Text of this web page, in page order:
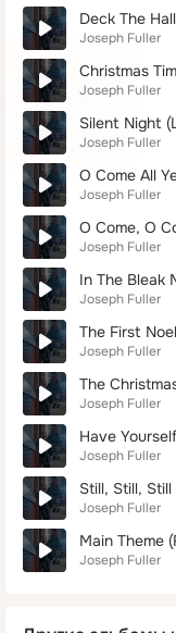
Deck The
Joseph Fuller
Christmas
Joseph Fuller
Silent Night
Joseph Fuller
O Come All
Joseph Fuller
O Come, O
Joseph Fuller
In The Bleak
Joseph Fuller
The First
Joseph Fuller
The
Joseph Fuller
Have
Joseph Fuller
Still, Still, Still
Joseph Fuller
Main Theme
Joseph Fuller